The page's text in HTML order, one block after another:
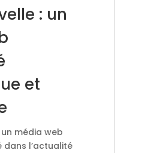
: un
et
média web
l’actualité